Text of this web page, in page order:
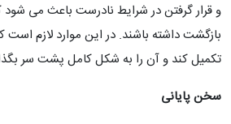
و قرار گرفتن در شرایط نادرست باعث می شود
بازگشت داشته باشند. در این موارد لازم است
تکمیل کند و آن را به شکل کامل پشت سر
سخن پایانی